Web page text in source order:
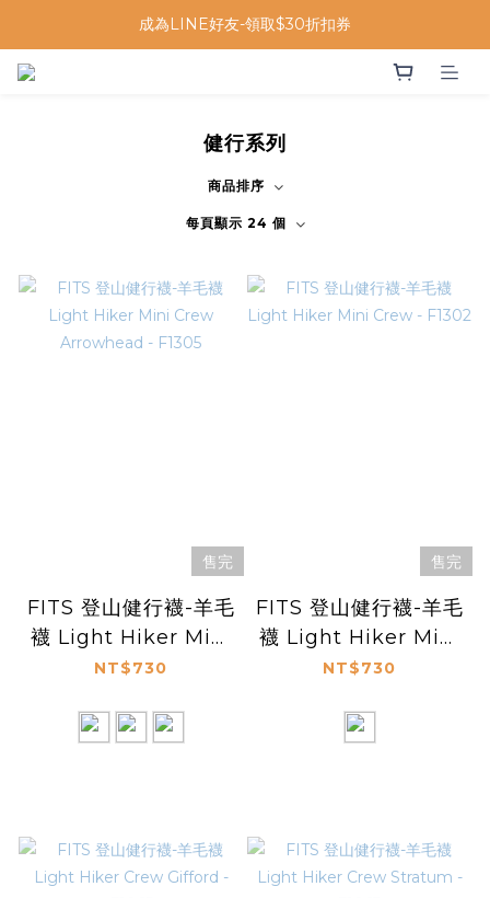
成為LINE好友-領取$30折扣券
健行系列
商品排序
每頁顯示 24 個
售完
FITS 登山健行襪-羊毛
襪 Light Hiker Mini
Crew Arrowhead -
NT$730
售完
FITS 登山健行襪-羊毛
襪 Light Hiker Mini
Crew - F1302
NT$730